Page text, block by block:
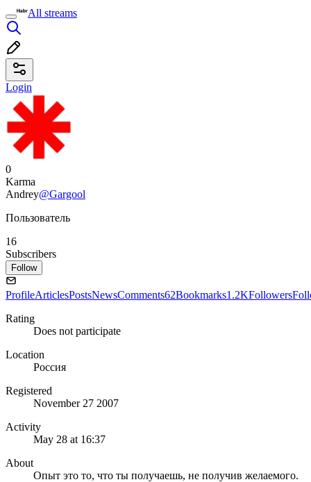
All streams
Login
0
Karma
Andrey@Gargool
Пользователь
16
Subscribers
Follow
ProfileArticlesPostsNewsComments62Bookmarks1.2KFollowers
Rating
Does not participate
Location
Россия
Registered
November 27 2007
Activity
May 28 at 16:37
About
Опыт это то, что ты получаешь, не получив желаемого.